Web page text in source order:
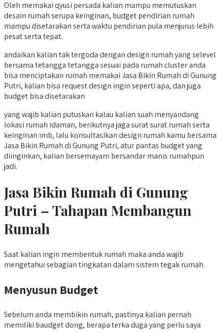
Oleh memakai qyusi persada kalian mampu memutuskan
desain rumah serupa keinginan, budget pendirian rumah
mampu disetarakan serta waktu pendirian pula menjurus lebih
pesat serta tepat.
andaikan kalian tak tergoda dengan design rumah yang selevel
bersama tetangga tetangga sesuai pada rumah cluster anda
bisa menciptakan rumah memakai Jasa Bikin Rumah di Gunung
Putri, kalian bisa request design ingin seperti apa, dan juga
budget bisa disetarakan
yang wajib kalian putuskan kalau kalian suah menyandang
lokasi rumah idaman, berikutnya jaga surat surat rumah serta
keinginan imb, lalu konsultasikan design rumah kamu bersama
Jasa Bikin Rumah di Gunung Putri, atur pantas budget yang
diinginkan, kalian bersemayam bersandar manis rumahpun
jadi.
Jasa Bikin Rumah di Gunung
Putri – Tahapan Membangun
Rumah
Saat kalian ingin membentuk rumah maka anda wajib
mengetahui sebagian tingkatan dalam sistem tegak rumah.
Menyusun Budget
Sebelum anda membikin rumah, pastinya kalian pernah
memiliki baudget dong, berapa terka duga yang perlu saya